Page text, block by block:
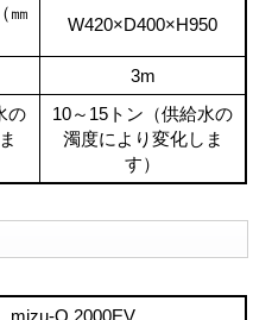
㎜
W420×D400×H950
3m
の
10～15トン（供給水の
濁度により変化しま
す）
mizu-Q 2000EV